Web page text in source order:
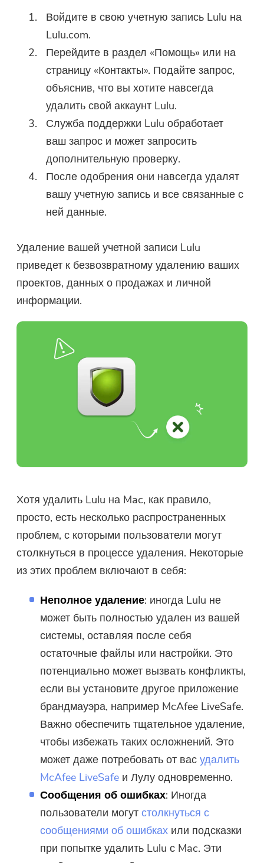
Войдите в свою учетную запись Lulu на
Lulu.com.
Перейдите в раздел «Помощь» или на
страницу «Контакты». Подайте запрос,
объяснив, что вы хотите навсегда
удалить свой аккаунт Lulu.
Служба поддержки Lulu обработает
ваш запрос и может запросить
дополнительную проверку.
После одобрения они навсегда удалят
вашу учетную запись и все связанные с
ней данные.
Удаление вашей учетной записи Lulu
приведет к безвозвратному удалению ваших
проектов, данных о продажах и личной
информации.
Хотя удалить Lulu на Mac, как правило,
просто, есть несколько распространенных
проблем, с которыми пользователи могут
столкнуться в процессе удаления. Некоторые
из этих проблем включают в себя:
Неполное удаление: иногда Lulu не
может быть полностью удален из вашей
системы, оставляя после себя
остаточные файлы или настройки. Это
потенциально может вызвать конфликты,
если вы установите другое приложение
брандмауэра, например McAfee LiveSafe.
Важно обеспечить тщательное удаление,
чтобы избежать таких осложнений. Это
может даже потребовать от васудалить
McAfee LiveSafe и Лулу одновременно.
Сообщения об ошибках: Иногда
пользователи могутстолкнуться с
сообщениями об ошибках или подсказки
при попытке удалить Lulu с Mac. Эти